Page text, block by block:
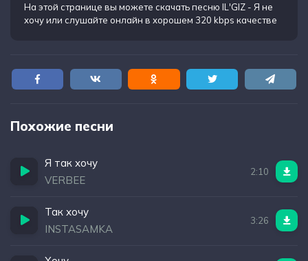
На этой странице вы можете скачать песню IL'GIZ - Я не
хочуили слушайте онлайн в хорошем 320 kbps качестве
Похожие песни
Я так хочу
VERBEE
2:10
Так хочу
INSTASAMKA
3:26